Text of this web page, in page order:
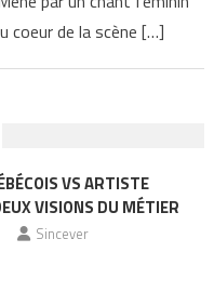
coeur de la scène […]
VS ARTISTE
VISIONS DU MÉTIER
Sincever